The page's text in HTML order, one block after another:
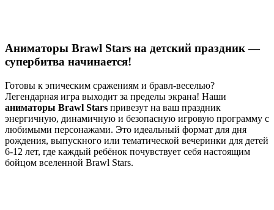
Аниматоры Brawl Stars на детский праздник —
супербитва начинается!
Готовы к эпическим сражениям и бравл-веселью?
Легендарная игра выходит за пределы экрана! Наши
аниматоры Brawl Stars привезут на ваш праздник
энергичную, динамичную и безопасную игровую программу с
любимыми персонажами. Это идеальный формат для дня
рождения, выпускного или тематической вечеринки для детей
6-12 лет, где каждый ребёнок почувствует себя настоящим
бойцом вселенной Brawl Stars.